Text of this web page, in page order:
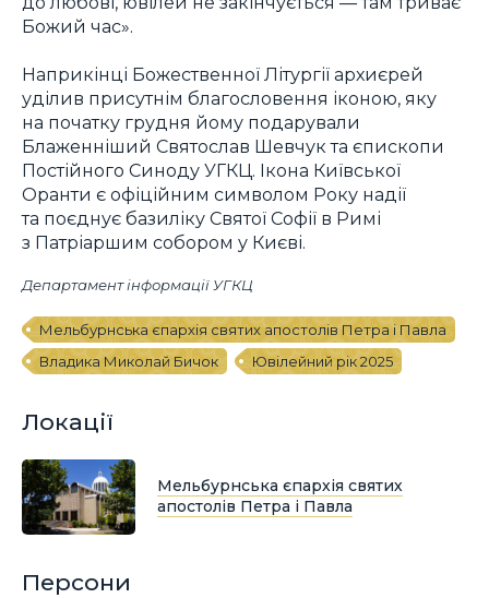
Божий час».
Наприкінці Божественної Літургії архиєрей
уділив присутнім благословення іконою, яку
на початку грудня йому подарували
Блаженніший Святослав Шевчук та єпископи
Постійного Синоду УГКЦ. Ікона Київської
Оранти є офіційним символом Року надії
та поєднує базиліку Святої Софії в Римі
з Патріаршим собором у Києві.
Департамент інформації УГКЦ
Мельбурнська єпархія святих апостолів Петра і Павла
Владика Миколай Бичок
Ювілейний рік 2025
Локації
Мельбурнська єпархія святих
апостолів Петра і Павла
Персони